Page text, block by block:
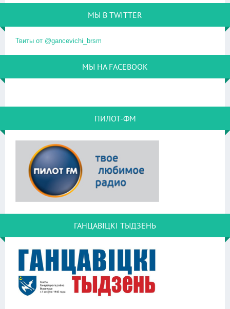
МЫ В TWITTER
Твиты от @gancevichi_brsm
МЫ НА FACEBOOK
ПИЛОТ-ФМ
ГАНЦАВІЦКІ ТЫДЗЕНЬ